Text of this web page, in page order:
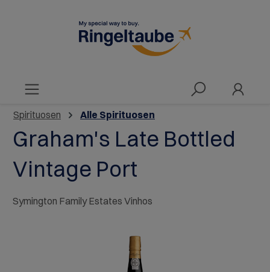
Spirituosen Alle Spirituosen
Graham's Late Bottled
Vintage Port
Symington Family Estates Vinhos